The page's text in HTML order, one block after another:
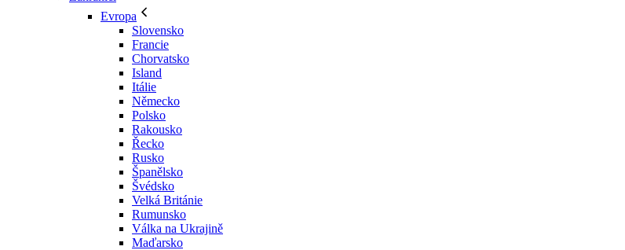
Evropa
Slovensko
Francie
Chorvatsko
Island
Itálie
Německo
Polsko
Rakousko
Řecko
Rusko
Španělsko
Švédsko
Velká Británie
Rumunsko
Válka na Ukrajině
Maďarsko